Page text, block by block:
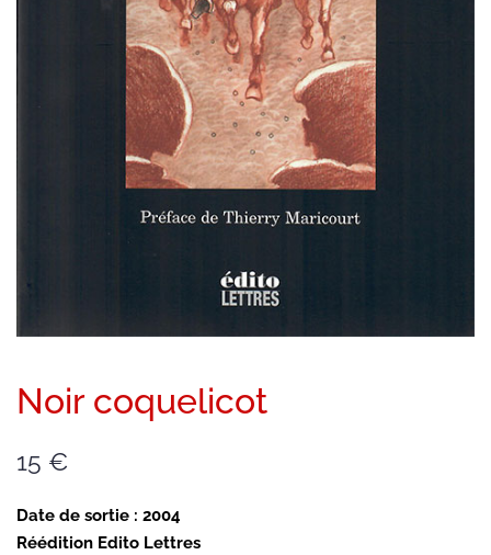
Noir coquelicot
15 €
Date de sortie : 2004
Réédition Edito Lettres